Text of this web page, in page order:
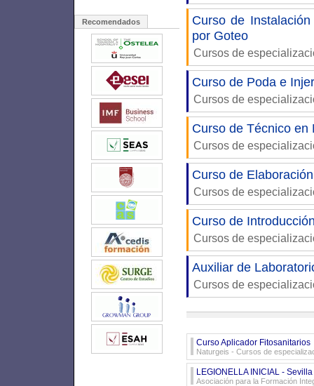
Recomendados
Curso de
por Goteo
Cursos de
Curso de Poda e
Cursos de
Curso de Técnico en
Cursos de
Curso de
Cursos de
Curso de
Cursos de
Auxiliar de
Cursos de
Curso Aplicador Fitosanitarios
Naturgeis - Cursos de
LEGIONELLA INICIAL -
Asociación para la Formación